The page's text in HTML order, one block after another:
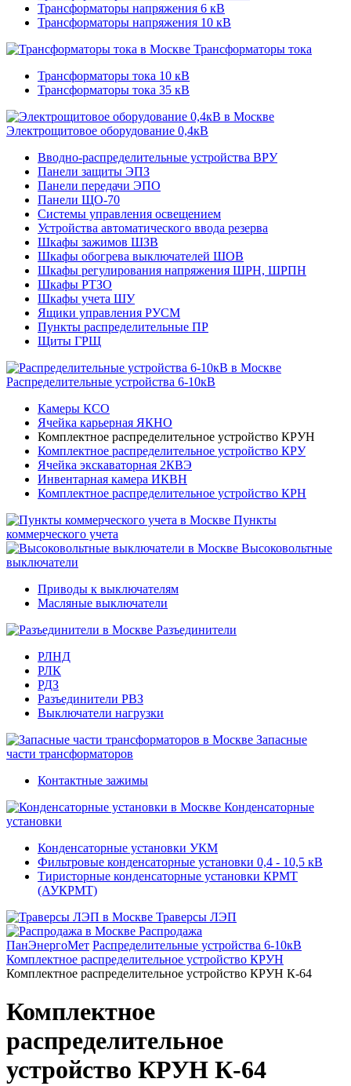
Трансформаторы напряжения 6 кВ
Трансформаторы напряжения 10 кВ
Трансформаторы тока
Трансформаторы тока 10 кВ
Трансформаторы тока 35 кВ
Электрощитовое оборудование 0,4кВ
Вводно-распределительные устройства ВРУ
Панели защиты ЭПЗ
Панели передачи ЭПО
Панели ЩО-70
Системы управления освещением
Устройства автоматического ввода резерва
Шкафы зажимов ШЗВ
Шкафы обогрева выключателей ШОВ
Шкафы регулирования напряжения ШРН, ШРПН
Шкафы РТЗО
Шкафы учета ШУ
Ящики управления РУСМ
Пункты распределительные ПР
Щиты ГРЩ
Распределительные устройства 6-10кВ
Камеры КСО
Ячейка карьерная ЯКНО
Комплектное распределительное устройство КРУН
Комплектное распределительное устройство КРУ
Ячейка экскаваторная 2КВЭ
Инвентарная камера ИКВН
Комплектное распределительное устройство КРН
Пункты
коммерческого учета
Высоковольтные
выключатели
Приводы к выключателям
Масляные выключатели
Разъединители
РЛНД
РЛК
РДЗ
Разъединители РВЗ
Выключатели нагрузки
Запасные
части трансформаторов
Контактные зажимы
Конденсаторные
установки
Конденсаторные установки УКМ
Фильтровые конденсаторные установки 0,4 - 10,5 кВ
Тиристорные конденсаторные установки КРМТ
(АУКРМТ)
Траверсы ЛЭП
Распродажа
ПанЭнергоМет Распределительные устройства 6-10кВ
Комплектное распределительное устройство КРУН
Комплектное распределительное устройство КРУН К-64
Комплектное
распределительное
устройство КРУН К-64